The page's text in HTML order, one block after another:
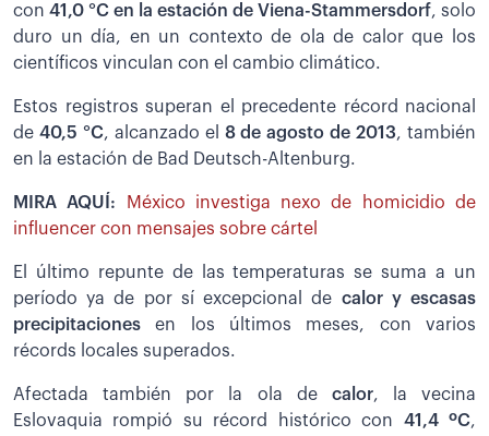
con 41,0 °C en la estación de Viena-Stammersdorf, solo
duro un día, en un contexto de ola de calor que los
científicos vinculan con el cambio climático.
Estos registros superan el precedente récord nacional
de 40,5 °C, alcanzado el 8 de agosto de 2013, también
en la estación de Bad Deutsch-Altenburg.
MIRA AQUÍ: México investiga nexo de homicidio de
influencer con mensajes sobre cártel
El último repunte de las temperaturas se suma a un
período ya de por sí excepcional de calor y escasas
precipitacionesen los últimos meses, con varios
récords locales superados.
Afectada también por la ola de calor, la vecina
Eslovaquia rompió su récord histórico con 41,4 ºC,